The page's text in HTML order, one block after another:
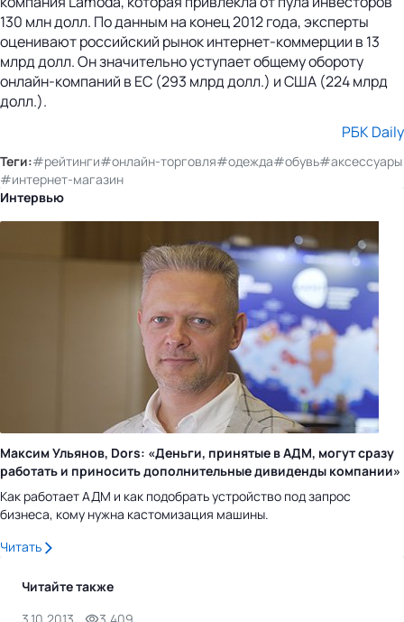
130 млн долл. По данным на конец 2012 года, эксперты
оценивают российский рынок интернет-коммерции в 13
млрд долл. Он значительно уступает общему обороту
онлайн-компаний в ЕС (293 млрд долл.) и США (224 млрд
долл.).
РБК Daily
Теги:#рейтинги#онлайн-торговля#одежда#обувь#аксессуары
#интернет-магазин
Интервью
Максим Ульянов, Dors: «Деньги, принятые в АДМ, могут сразу
работать и приносить дополнительные дивиденды компании»
Как работает АДМ и как подобрать устройство под запрос
бизнеса, кому нужна кастомизация машины.
Читать
Читайте также
3.10.2013
3,409